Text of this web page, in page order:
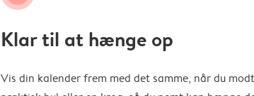
Klar til at hænge op
Vis din kalender frem med det samme, når du